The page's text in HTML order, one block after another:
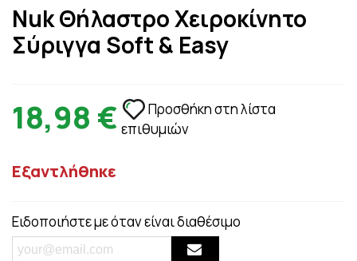
Nuk Θήλαστρο Χειροκίνητο
Σύριγγα Soft & Easy
18,98 €
Προσθήκη στη λίστα
επιθυμιών
Εξαντλήθηκε
Ειδοποιήστε με όταν είναι διαθέσιμο